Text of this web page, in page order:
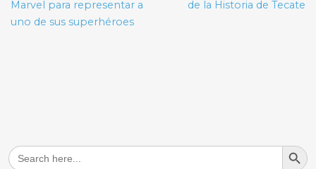
entradas
Marvel para representar a
uno de sus superhéroes
de la Historia de Tecate
Search
for:
Search